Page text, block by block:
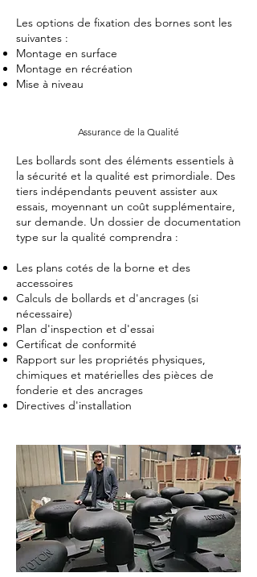
Les options de fixation des bornes sont les
suivantes :
Montage en surface
Montage en récréation
Mise à niveau
Assurance de la Qualité
Les bollards sont des éléments essentiels à
la sécurité et la qualité est primordiale. Des
tiers indépendants peuvent assister aux
essais, moyennant un coût supplémentaire,
sur demande. Un dossier de documentation
type sur la qualité comprendra :​
Les plans cotés de la borne et des
accessoires
Calculs de bollards et d'ancrages (si
nécessaire)
Plan d'inspection et d'essai
Certificat de conformité
Rapport sur les propriétés physiques,
chimiques et matérielles des pièces de
fonderie et des ancrages
Directives d'installation